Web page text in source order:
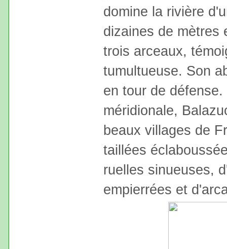
domine la rivière
dizaines de mètres
trois arceaux,
tumultueuse. Son
en tour de
méridionale,
beaux villages de
taillées
ruelles sinueuses,
empierrées et